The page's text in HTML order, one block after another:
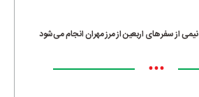
نیمی از سفرهای اربعین از مرز مهران انجام می‌شود
•••